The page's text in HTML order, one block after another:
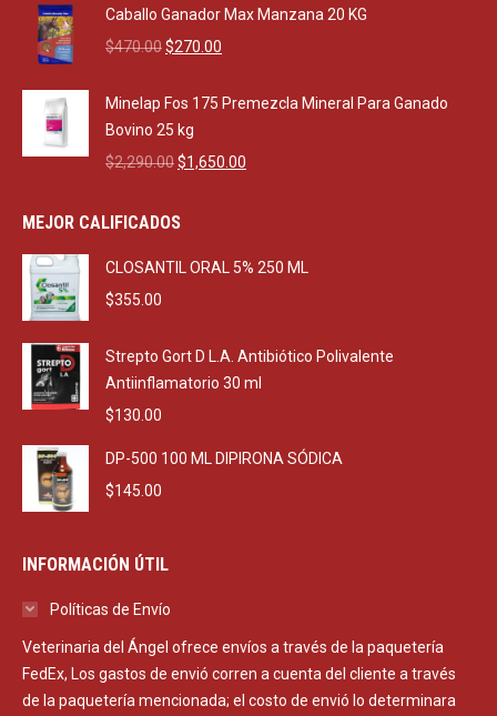
was:
$550.00.
is:
Caballo Ganador Max Manzana 20 KG
$470.00Original
was:
$470.00.
$270.00
is:
Minelap Fos 175 Premezcla Mineral Para Ganado
Bovino 25 kg
$2,290.00Original
was:
$1,650.00
MEJOR CALIFICADOS
CLOSANTIL ORAL 5% 250 ML
$355.00
Strepto Gort D L.A. Antibiótico Polivalente
Antiinflamatorio 30 ml
$130.00
DP-500 100 ML DIPIRONA SÓDICA
$145.00
INFORMACIÓN ÚTIL
Políticas de Envío
Veterinaria del Ángel ofrece envíos a través de la paquetería
FedEx, Los gastos de envió corren a cuenta del cliente a través
de la paquetería mencionada; el costo de envió lo determinara